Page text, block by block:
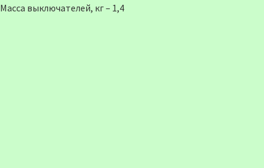
Масса выключателей, кг – 1,4